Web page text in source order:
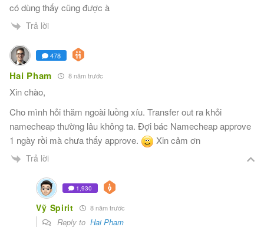
có dùng thấy cũng được à
Trả lời
478
Hai Pham 8 năm trước
Xin chào,
Cho mình hỏi thăm ngoài luồng xíu. Transfer out ra khỏi
namecheap thường lâu không ta. Đợi bác Namecheap approve
1 ngày rồi mà chưa thấy approve.
Xin cảm ơn
Trả lời
1,930
Vỹ Spirit 8 năm trước
Reply toHai Pham